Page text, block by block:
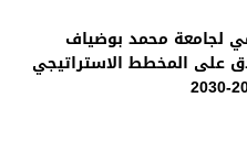
لجامعة محمد بوضياف
على المخطط الاستراتيجي